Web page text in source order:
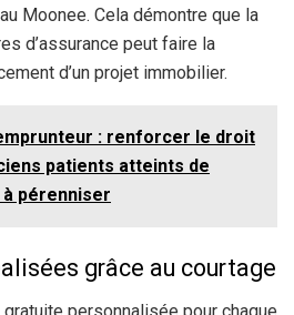
Moonee. Cela démontre que la
d’assurance peut faire la
d’un projet immobilier.
: renforcer le droit
patients atteints de
pérenniser
grâce au courtage